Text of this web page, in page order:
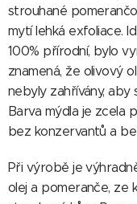
strouhané
mytí lehká exfoliace.
100% přírodní, bylo
znamená, že olivový
nebyly zahřívány, aby
Barva mýdla je zcela
bez konzervantů a
Při výrobě je
olej a pomeranče, ze